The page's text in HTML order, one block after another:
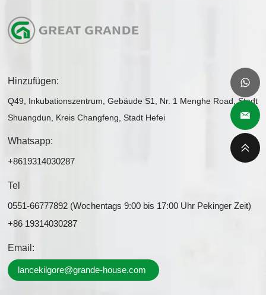
Hinzufügen:
Q49, Inkubationszentrum, Gebäude S1, Nr. 1 Menghe Road, Stadt
Shuangdun, Kreis Changfeng, Stadt Hefei
Whatsapp:
+8619314030287
Tel
0551-66777892 (Wochentags 9:00 bis 17:00 Uhr Pekinger Zeit)
+86 19314030287
Email:
lancekilgore@grande-house.com